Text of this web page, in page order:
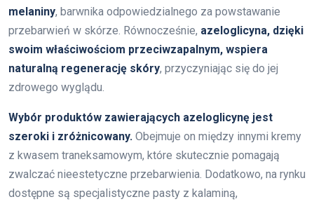
melaniny, barwnika odpowiedzialnego za powstawanie
przebarwień w skórze. Równocześnie, azeloglicyna, dzięki
swoim właściwościom przeciwzapalnym, wspiera
naturalną regenerację skóry, przyczyniając się do jej
zdrowego wyglądu.
Wybór produktów zawierających azeloglicynę jest
szeroki i zróżnicowany. Obejmuje on między innymi kremy
z kwasem traneksamowym, które skutecznie pomagają
zwalczać nieestetyczne przebarwienia. Dodatkowo, na rynku
dostępne są specjalistyczne pasty z kalaminą,